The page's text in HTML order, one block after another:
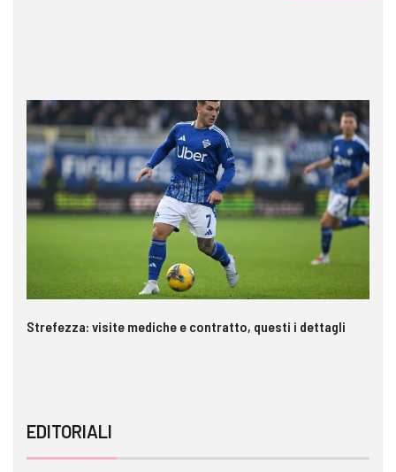
Strefezza: visite mediche e contratto, questi i dettagli
EDITORIALI